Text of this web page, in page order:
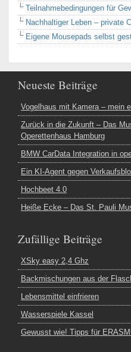
Teilnahmebedingungen für
Nachhaltiger Leben – private
Eigene Mousepads selbst
Neueste Beiträge
Vogelhaus mit Kamera – mein
Zurück in die Zukunft – Das
Operettenhaus Hamburg
BMW CarData Integration in
Ein KI-Agent gegen
Hochbeet 4.0
Heiße Ecke – Das St. Pauli
Zufällige Beiträge
XSky easy 2,4 Ghz
Backmischungen aus der
Lebensmittel einfrieren
Wasserspiele Kassel
Gewusst wie! Tipps für